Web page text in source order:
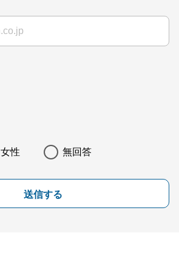
女性 無回答
送信する